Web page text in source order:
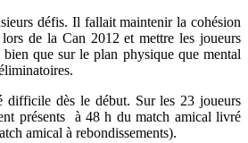
défis. Il fallait maintenir la cohésion
de la Can 2012 et mettre les joueurs
bien que sur le plan physique que mental
difficile dès le début. Sur les 23 joueurs
présents à 48 h du match amical livré
amical à rebondissements).